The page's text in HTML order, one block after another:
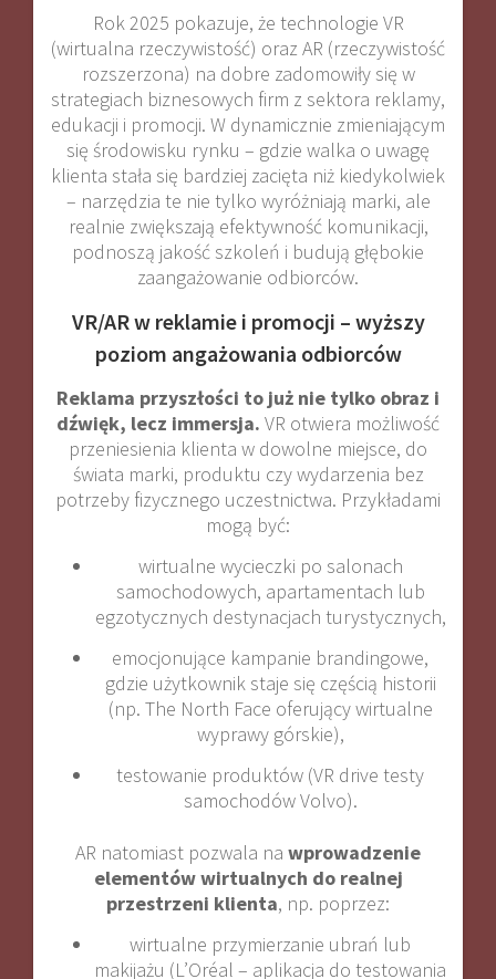
Rok 2025 pokazuje, że technologie VR
(wirtualna rzeczywistość) oraz AR (rzeczywistość
rozszerzona) na dobre zadomowiły się w
strategiach biznesowych firm z sektora reklamy,
edukacji i promocji. W dynamicznie zmieniającym
się środowisku rynku – gdzie walka o uwagę
klienta stała się bardziej zacięta niż kiedykolwiek
– narzędzia te nie tylko wyróżniają marki, ale
realnie zwiększają efektywność komunikacji,
podnoszą jakość szkoleń i budują głębokie
zaangażowanie odbiorców.
VR/AR w reklamie i promocji – wyższy
poziom angażowania odbiorców
Reklama przyszłości to już nie tylko obraz i
dźwięk, lecz immersja. VR otwiera możliwość
przeniesienia klienta w dowolne miejsce, do
świata marki, produktu czy wydarzenia bez
potrzeby fizycznego uczestnictwa. Przykładami
mogą być:
wirtualne wycieczki po salonach
samochodowych, apartamentach lub
egzotycznych destynacjach turystycznych,
emocjonujące kampanie brandingowe,
gdzie użytkownik staje się częścią historii
(np. The North Face oferujący wirtualne
wyprawy górskie),
testowanie produktów (VR drive testy
samochodów Volvo).
AR natomiast pozwala na wprowadzenie
elementów wirtualnych do realnej
przestrzeni klienta, np. poprzez:
wirtualne przymierzanie ubrań lub
makijażu (L’Oréal – aplikacja do testowania